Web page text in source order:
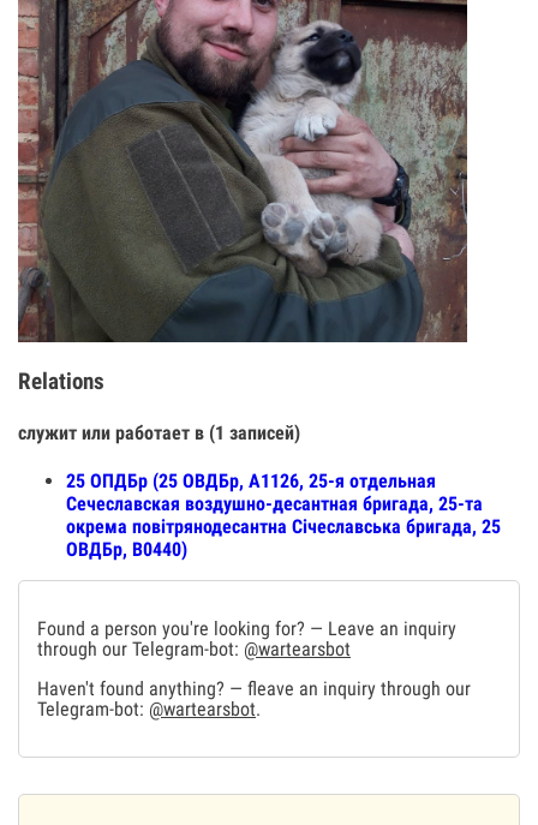
Relations
служит или работает в (1 записей)
25 ОПДБр (25 ОВДБр, А1126, 25-я отдельная
Сечеславская воздушно-десантная бригада, 25-та
окрема повітрянодесантна Січеславська бригада, 25
ОВДБр, В0440)
Found a person you're looking for? — Leave an inquiry
through our Telegram-bot: @wartearsbot
Haven't found anything? — fleave an inquiry through our
Telegram-bot: @wartearsbot.